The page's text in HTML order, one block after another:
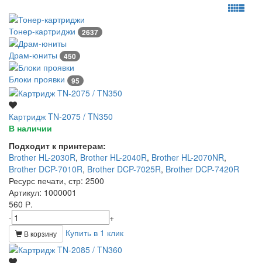
Тонер-картриджи 2637
Драм-юниты 450
Блоки проявки 95
Картридж TN-2075 / TN350
В наличии
Подходит к принтерам:
Brother HL-2030R, Brother HL-2040R, Brother HL-2070NR,
Brother DCP-7010R, Brother DCP-7025R, Brother DCP-7420R
Ресурс печати, стр: 2500
Артикул: 1000001
560 Р.
-
+
В корзину Купить в 1 клик